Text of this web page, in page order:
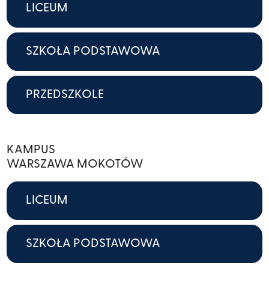
LICEUM
SZKOŁA PODSTAWOWA
PRZEDSZKOLE
KAMPUS
WARSZAWA MOKOTÓW
LICEUM
SZKOŁA PODSTAWOWA